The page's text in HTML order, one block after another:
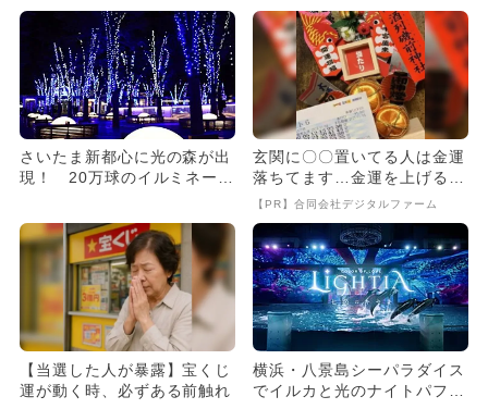
さいたま新都心に光の森が出
現！ 20万球のイルミネーシ
玄関に〇〇置いてる人は金運
落ちてます…金運を上げる方
法とは
【PR】合同会社デジタルファーム
【当選した人が暴露】宝くじ
運が動く時、必ずある前触れ
横浜・八景島シーパラダイス
でイルカと光のナイトパフォ